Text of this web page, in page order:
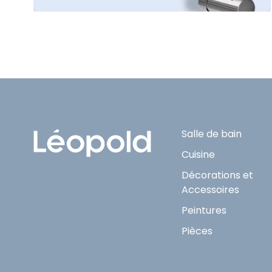
Salle de bain
Cuisine
Décorations et
Accessoires
Peintures
Pièces